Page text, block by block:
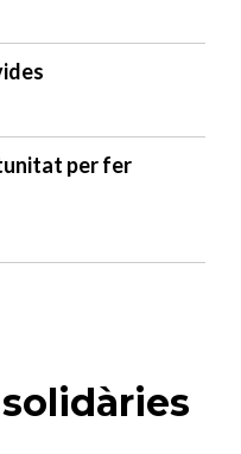
per fer